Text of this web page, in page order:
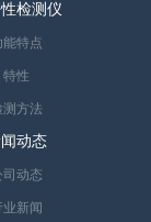
检测仪
能特点
特性
测方法
动态
司动态
业新闻